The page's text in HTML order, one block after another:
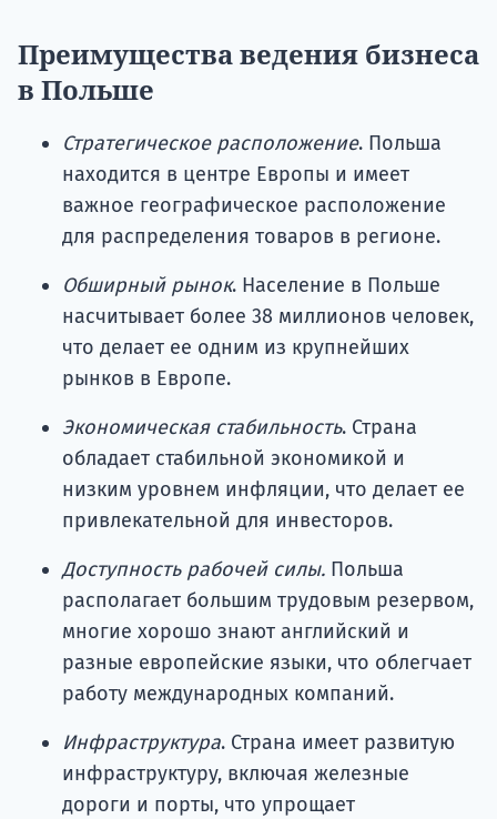
Преимущества ведения бизнеса
в Польше
Стратегическое расположение. Польша
находится в центре Европы и имеет
важное географическое расположение
для распределения товаров в регионе.
Обширный рынок. Население в Польше
насчитывает более 38 миллионов человек,
что делает ее одним из крупнейших
рынков в Европе.
Экономическая стабильность. Страна
обладает стабильной экономикой и
низким уровнем инфляции, что делает ее
привлекательной для инвесторов.
Доступность рабочей силы. Польша
располагает большим трудовым резервом,
многие хорошо знают английский и
разные европейские языки, что облегчает
работу международных компаний.
Инфраструктура. Страна имеет развитую
инфраструктуру, включая железные
дороги и порты, что упрощает